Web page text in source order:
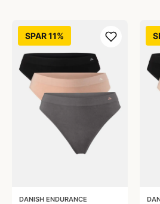
SPAR 11%
DANISH ENDURANCE